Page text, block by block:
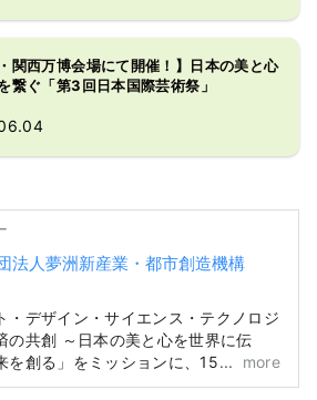
・関西万博会場にて開催！】日本の美と心
繋ぐ「第3回日本国際芸術祭」
法人夢洲新産業・都市創造機構
・デザイン・サイエンス・テクノロジ
の共創 ～日本の美と心を世界に伝
を創る」をミッションに、158 か
と7 国際機関が参加する大阪・関西万
more